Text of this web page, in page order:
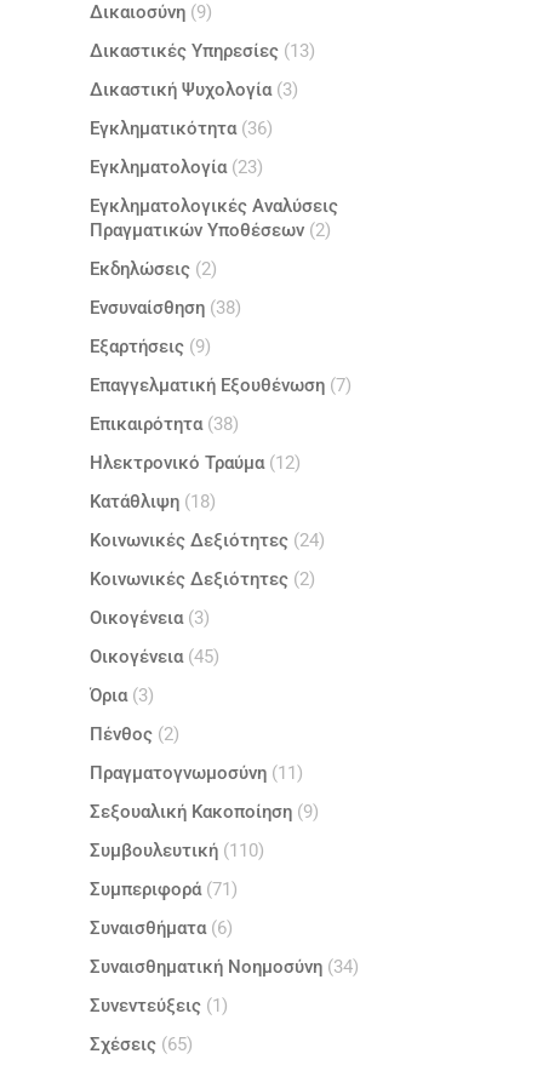
Δικαιοσύνη (9)
Δικαστικές Υπηρεσίες (13)
Δικαστική Ψυχολογία(3)
Εγκληματικότητα(36)
Εγκληματολογία(23)
Εγκληματολογικές Αναλύσεις
Πραγματικών Υποθέσεων (2)
Εκδηλώσεις (2)
Ενσυναίσθηση (38)
Εξαρτήσεις (9)
Επαγγελματική Εξουθένωση (7)
Επικαιρότητα(38)
Ηλεκτρονικό Τραύμα(12)
Κατάθλιψη (18)
Κοινωνικές Δεξιότητες (24)
Κοινωνικές Δεξιότητες (2)
Οικογένεια(3)
Οικογένεια(45)
Όρια(3)
Πένθος (2)
Πραγματογνωμοσύνη (11)
Σεξουαλική Κακοποίηση (9)
Συμβουλευτική (110)
Συμπεριφορά(71)
Συναισθήματα(6)
Συναισθηματική Νοημοσύνη (34)
Συνεντεύξεις (1)
Σχέσεις (65)